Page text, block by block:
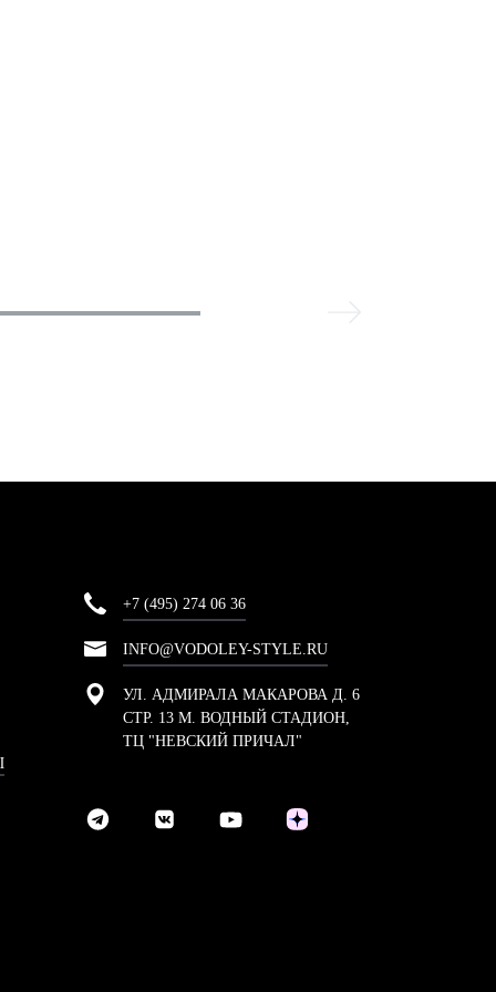
+7 (495) 274 06 36
INFO@VODOLEY-STYLE.RU
УЛ. АДМИРАЛА МАКАРОВА Д. 6
СТР. 13 М. ВОДНЫЙ СТАДИОН,
ТЦ "НЕВСКИЙ ПРИЧАЛ"